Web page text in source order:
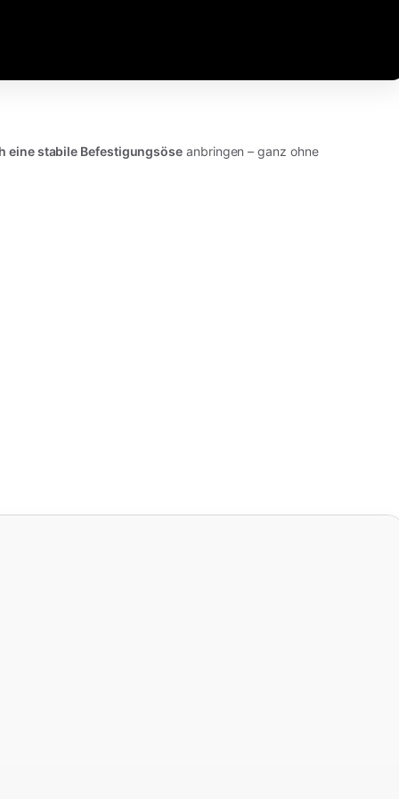
eine stabile Befestigungsöse anbringen – ganz ohne